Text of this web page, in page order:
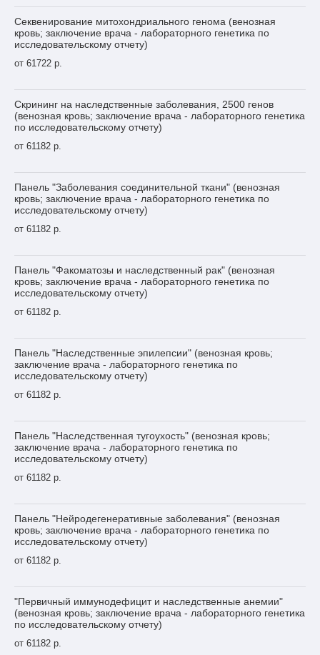
Секвенирование митохондриального генома (венозная
кровь; заключение врача - лабораторного генетика по
исследовательскому отчету)
от 61722 р.
Скрининг на наследственные заболевания, 2500 генов
(венозная кровь; заключение врача - лабораторного генетика
по исследовательскому отчету)
от 61182 р.
Панель "Заболевания соединительной ткани" (венозная
кровь; заключение врача - лабораторного генетика по
исследовательскому отчету)
от 61182 р.
Панель "Факоматозы и наследственный рак" (венозная
кровь; заключение врача - лабораторного генетика по
исследовательскому отчету)
от 61182 р.
Панель "Наследственные эпилепсии" (венозная кровь;
заключение врача - лабораторного генетика по
исследовательскому отчету)
от 61182 р.
Панель "Наследственная тугоухость" (венозная кровь;
заключение врача - лабораторного генетика по
исследовательскому отчету)
от 61182 р.
Панель "Нейродегенеративные заболевания" (венозная
кровь; заключение врача - лабораторного генетика по
исследовательскому отчету)
от 61182 р.
"Первичный иммунодефицит и наследственные анемии"
(венозная кровь; заключение врача - лабораторного генетика
по исследовательскому отчету)
от 61182 р.